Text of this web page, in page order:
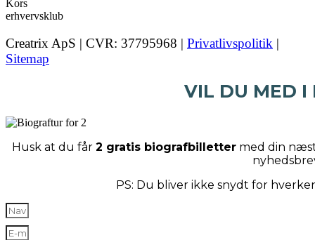
Creatrix ApS | CVR: 37795968 | Privatlivspolitik |
Sitemap
VIL DU MED I
Husk at du får 2 gratis biografbillettermed din
PS: Du bliver ikke snydt for